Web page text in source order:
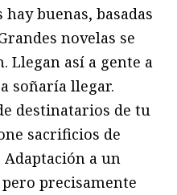
buenas, basadas
novelas se
Llegan así a gente a
soñaría llegar.
destinatarios de tu
sacrificios de
a un
precisamente